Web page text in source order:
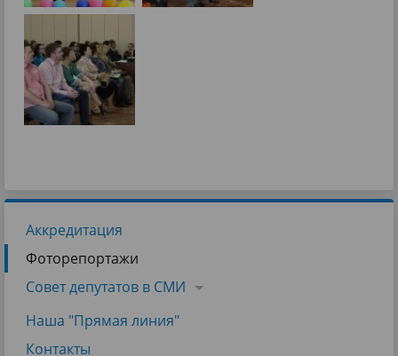
Аккредитация
Фоторепортажи
Совет депутатов в СМИ
Наша "Прямая линия"
Контакты